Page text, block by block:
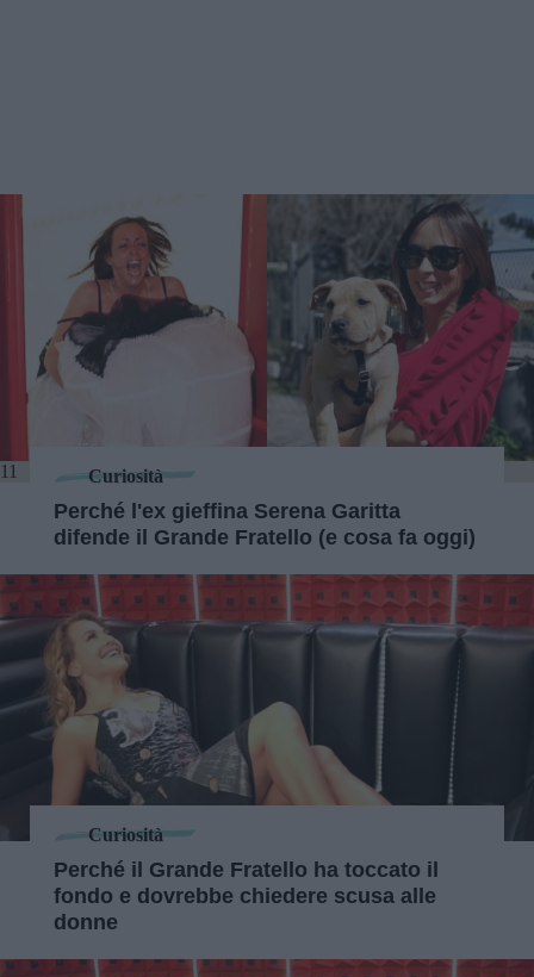
11 Curiosità
Perché l'ex gieffina Serena Garitta
difende il Grande Fratello (e cosa fa oggi)
Curiosità
Perché il Grande Fratello ha toccato il
fondo e dovrebbe chiedere scusa alle
donne